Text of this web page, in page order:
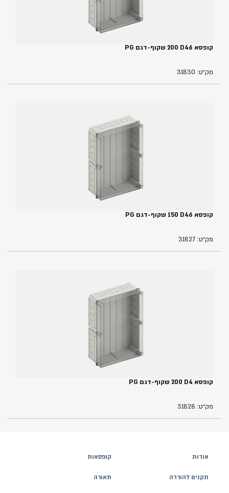
קופסא ‏46‏D‏ ‏200 שקוף-דגם PG
מק״ט: 31830
קופסא ‏46‏D‏ ‏150‏ שקוף-דגם PG
מק״ט: 31827
קופסא ‏4‏D‏ ‏200 שקוף-דגם PG
מק״ט: 31828
אודות
תקנים להורדה
קופסאות
תאורה